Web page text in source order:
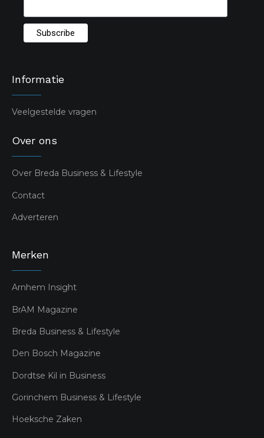
Informatie
Veelgestelde vragen
Over ons
Over Breda Business & Lifestyle
Contact
Adverteren
Merken
Arnhem Insight
BrAM Magazine
Breda Business & Lifestyle
Den Bosch Magazine
Dordtse Kil in Business
Gorinchem Business & Lifestyle
Hoeksche Zaken